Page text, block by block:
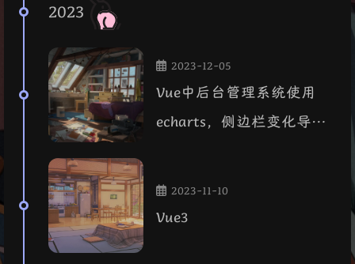
2023
2023-12-05
Vue中后台管理系统使用
echarts，侧边栏变化导致
2023-11-10
Vue3